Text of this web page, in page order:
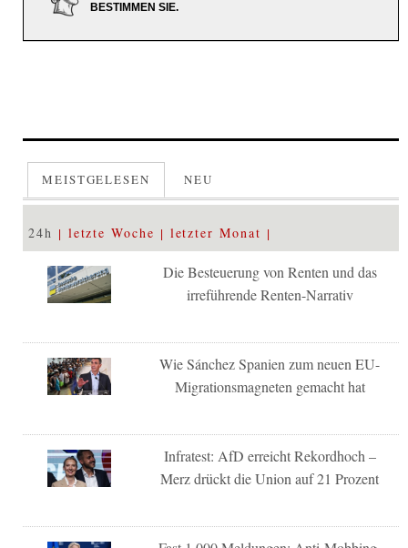
BESTIMMEN SIE.
MEISTGELESEN NEU
24h letzte Woche letzter Monat
Die Besteuerung von Renten und das
irreführende Renten-Narrativ
Wie Sánchez Spanien zum neuen EU-
Migrationsmagneten gemacht hat
Infratest: AfD erreicht Rekordhoch –
Merz drückt die Union auf 21 Prozent